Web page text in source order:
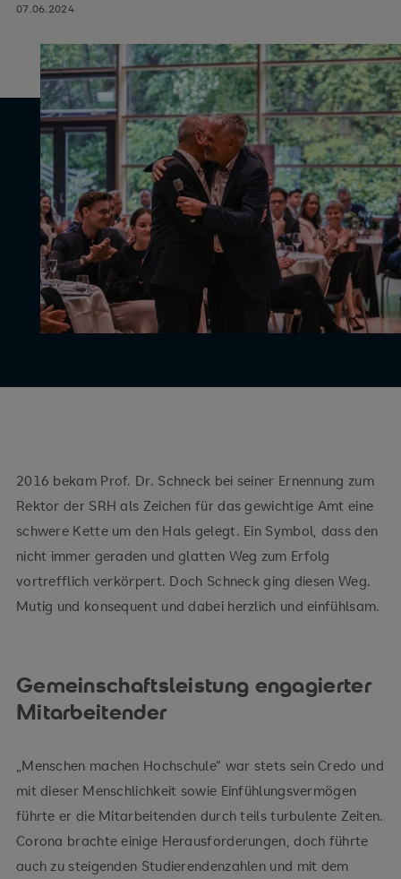
07.06.2024
2016 bekam Prof. Dr. Schneck bei seiner Ernennung zum
Rektor der SRH als Zeichen für das gewichtige Amt eine
schwere Kette um den Hals gelegt. Ein Symbol, dass den
nicht immer geraden und glatten Weg zum Erfolg
vortrefflich verkörpert. Doch Schneck ging diesen Weg.
Mutig und konsequent und dabei herzlich und einfühlsam.
Gemeinschaftsleistung engagierter
Mitarbeitender
„Menschen machen Hochschule“ war stets sein Credo und
mit dieser Menschlichkeit sowie Einfühlungsvermögen
führte er die Mitarbeitenden durch teils turbulente Zeiten.
Corona brachte einige Herausforderungen, doch führte
auch zu steigenden Studierendenzahlen und mit dem